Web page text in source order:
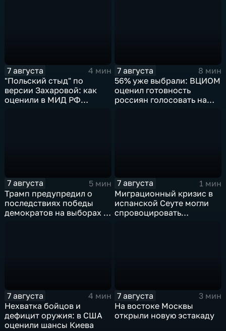
7 августа
4 мин
"Польский стыд" по
версии Захаровой: как
оценили в МИД РФ
7 августа
8 мин
56% уже выбрали: ВЦИОМ
оценил готовность
россиян голосовать на
7 августа
5 мин
Трамп предупредил о
последствиях победы
демократов на выборах в
7 августа
1 мин
Миграционный кризис в
испанской Сеуте могли
спровоцировать
7 августа
4 мин
Нехватка бойцов и
дефицит оружия: в США
оценили шансы Киева
7 августа
3 мин
На востоке Москвы
открыли новую эстакаду